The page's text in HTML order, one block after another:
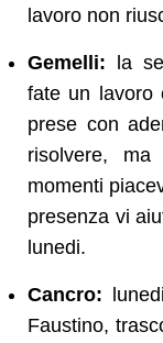
lavoro non
Gemelli: la
fate un lavoro
prese con
risolvere,
momenti
presenza vi
lunedi.
Cancro:
Faustino,